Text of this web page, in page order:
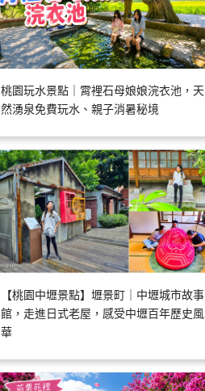
桃園玩水景點｜霄裡石母娘娘浣衣池，天
然湧泉免費玩水、親子消暑秘境
【桃園中壢景點】壢景町｜中壢城市故事
館，走進日式老屋，感受中壢百年歷史風
華